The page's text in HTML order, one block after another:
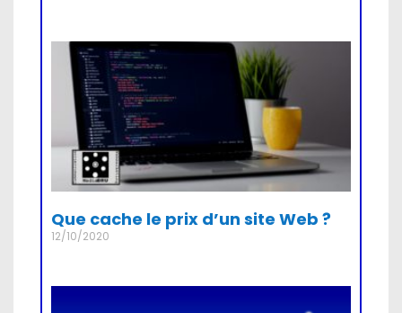
Que cache le prix d’un site Web ?
12/10/2020